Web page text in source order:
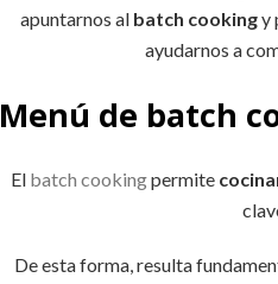
apuntarnos al batch cookingy
ayudarnos a
Menú de batch
El batch cookingpermite
De esta forma, resulta